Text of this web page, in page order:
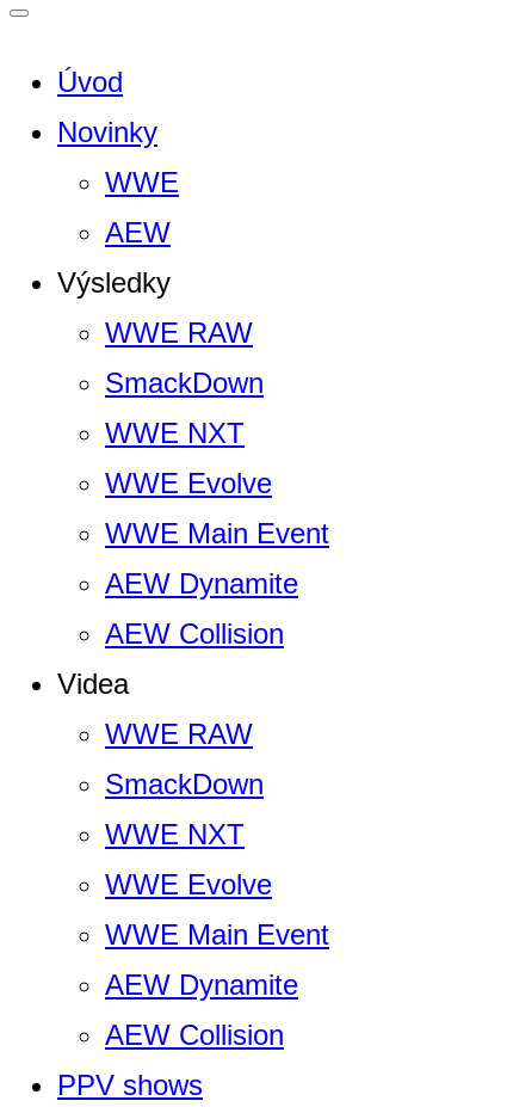
Úvod
Novinky
WWE
AEW
Výsledky
WWE RAW
SmackDown
WWE NXT
WWE Evolve
WWE Main Event
AEW Dynamite
AEW Collision
Videa
WWE RAW
SmackDown
WWE NXT
WWE Evolve
WWE Main Event
AEW Dynamite
AEW Collision
PPV shows